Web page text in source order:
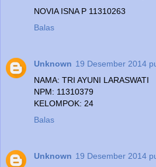
NOVIA ISNA P 11310263
Balas
Unknown 19 Desember 2014
NAMA: TRI AYUNI LARASWATI
NPM: 11310379
KELOMPOK: 24
Balas
Unknown 19 Desember 2014